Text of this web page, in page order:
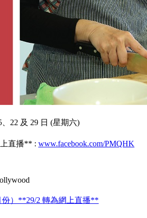
22 及 29 日 (星期六)
直播** : www.facebook.com/PMQHK
）**29/2 轉為網上直播**